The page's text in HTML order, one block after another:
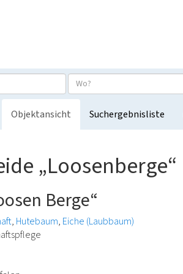
Objektansicht Suchergebnisliste
„Loosenberge“
Berge“
Hutebaum Eiche (Laubbaum)